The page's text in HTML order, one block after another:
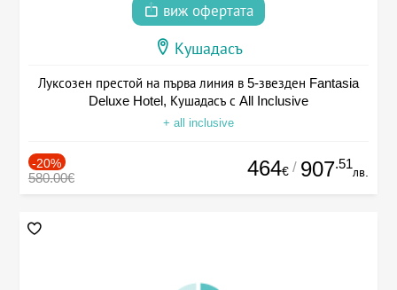
виж офертата
Кушадасъ
Луксозен престой на първа линия в 5-звезден Fantasia
Deluxe Hotel, Кушадасъ с All Inclusive
+ all inclusive
-20%
580.00€ 464€ / 907.51
лв.